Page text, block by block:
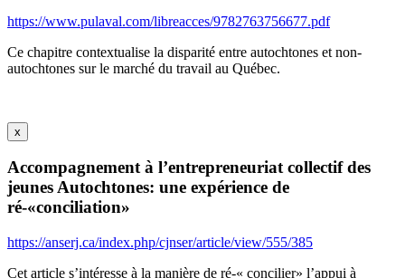
https://www.pulaval.com/libreacces/9782763756677.pdf
Ce chapitre contextualise la disparité entre autochtones et non-
autochtones sur le marché du travail au Québec.
x
Accompagnement à l’entrepreneuriat collectif des
jeunes Autochtones: une expérience de
ré-«conciliation»
https://anserj.ca/index.php/cjnser/article/view/555/385
Cet article s’intéresse à la manière de ré-« concilier» l’appui à